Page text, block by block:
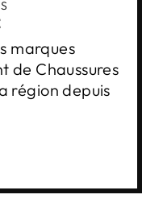
marques
de Chaussures
région depuis